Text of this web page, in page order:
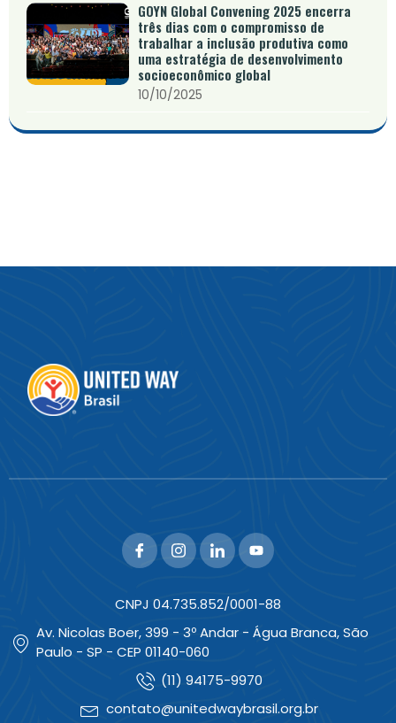
GOYN Global Convening 2025 encerra
três dias com o compromisso de
trabalhar a inclusão produtiva como
uma estratégia de desenvolvimento
socioeconômico global
10/10/2025
CNPJ 04.735.852/0001-88
Av. Nicolas Boer, 399 - 3º Andar - Água Branca, São
Paulo - SP - CEP 01140-060
(11) 94175-9970
contato@unitedwaybrasil.org.br